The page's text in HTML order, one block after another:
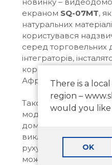
екраном SQ-07MT,
натуральних
користувався
серед торговельних
інтеграторів,
користувачів
Африки, США,
Також неабияку увагу
моделі як: панель
домофон
з
викликів на
руху. Завдяки
можливість провести
There is a
region –
would you
OK